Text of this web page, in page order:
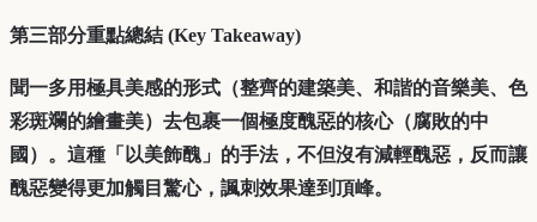
第三部分重點總結 (Key Takeaway)
聞一多用極具美感的形式（整齊的建築美、和諧的音樂美、色
彩斑斕的繪畫美）去包裹一個極度醜惡的核心（腐敗的中
國）。這種「以美飾醜」的手法，不但沒有減輕醜惡，反而讓
醜惡變得更加觸目驚心，諷刺效果達到頂峰。